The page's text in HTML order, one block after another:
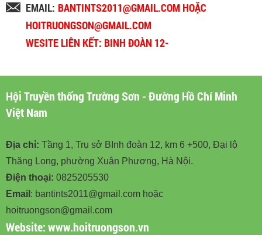
EMAIL: BANTINTS2011@GMAIL.COM HOẶC
HOITRUONGSON@GMAIL.COM
WESITE LIÊN KẾT: BINH ĐOÀN 12-
Hội Truyền thống Trường Sơn - Đường Hồ Chí Minh
Việt Nam
Địa chỉ: Tầng 1, Trụ sở BInh đoàn 12, km 6 +500, Đại lộ
Thăng Long, phường Xuân Phương, Hà Nội.
Điện thoại: 0825205530
Email : bantints2011@gmail.com hoặc
hoitruongson@gmail.com
Website:www.hoitruongson.vn